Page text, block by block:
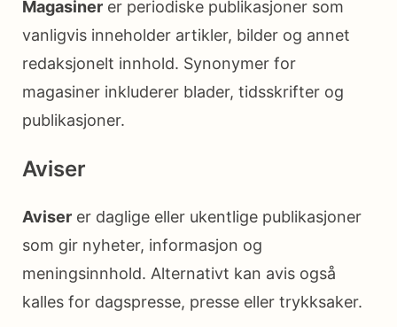
Magasiner er periodiske publikasjoner som
vanligvis inneholder artikler, bilder og annet
redaksjonelt innhold. Synonymer for
magasiner inkluderer blader, tidsskrifter og
publikasjoner.
Aviser
Aviser er daglige eller ukentlige publikasjoner
som gir nyheter, informasjon og
meningsinnhold. Alternativt kan avis også
kalles for dagspresse, presse eller trykksaker.